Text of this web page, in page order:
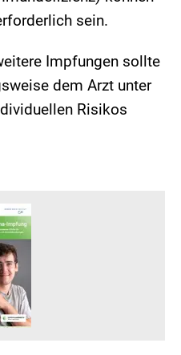
sein.
Impfungen sollte
dem Arzt unter
Risikos